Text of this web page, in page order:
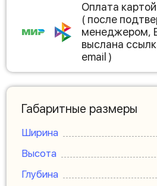
Оплата
( после
менеджером,
выслана
email )
Габаритные размеры
Ширина
Высота
Глубина